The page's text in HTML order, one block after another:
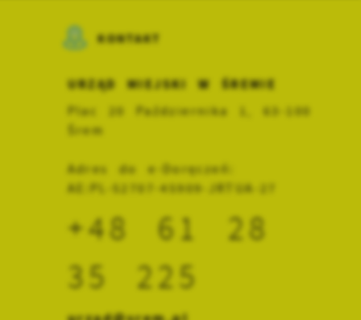
KONTAKT
URZĄD MIEJSKI W ŚREMIE
Plac 20 Października 1, 63-100
Śrem
Adres do e-Doręczeń:
AE:PL-52707-45909-JRTUA-27
+48 61 28
35 225